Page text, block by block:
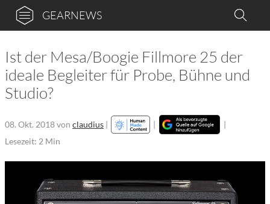
GEARNEWS
Ist der Mesa/Boogie Fillmore 25 der
ideale Begleiter für Probe, Bühne und
Studio?
08. Okt. 2018von claudius | |
|
Lesezeit: 2 Min